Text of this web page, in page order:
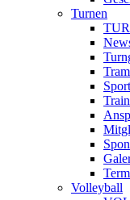
Turnen
Volleyball